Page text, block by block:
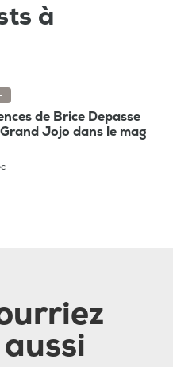
à
de Brice Depasse
Jojo dans le mag